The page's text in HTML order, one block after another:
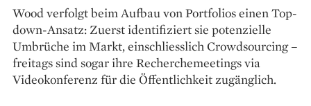
Wood verfolgt beim ­Aufbau von Portfolios einen Top-
down-Ansatz: Zuerst identifiziert sie ­potenzielle
Umbrüche im Markt, einschliesslich Crowdsourcing –
freitags sind sogar ihre Recherchemeetings via
Videokonferenz für die Öffentlichkeit zugänglich.